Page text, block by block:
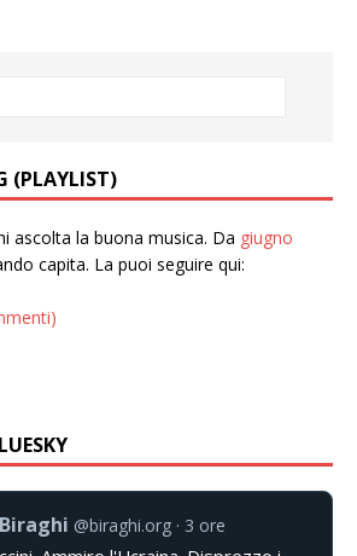
(PLAYLIST)
ascolta la buona musica. Da giugno
capita. La puoi seguire qui:
@biraghi.org 3 ore